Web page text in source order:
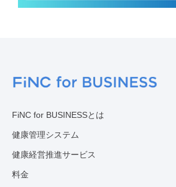
FiNC for BUSINESSとは
健康管理システム
健康経営推進サービス
料金